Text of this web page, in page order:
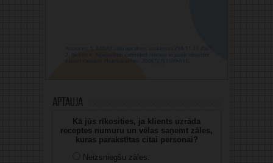
Aptauja
Kā jūs rīkosities, ja klients uzrāda
receptes numuru un vēlas saņemt zāles,
kuras parakstītas citai personai?
Neizsniegšu zāles.